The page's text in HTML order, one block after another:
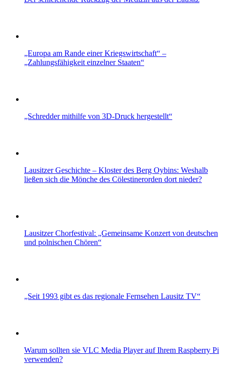
„Europa am Rande einer Kriegswirtschaft“ –
„Zahlungsfähigkeit einzelner Staaten“
„Schredder mithilfe von 3D-Druck hergestellt“
Lausitzer Geschichte – Kloster des Berg Oybins: Weshalb
ließen sich die Mönche des Cölestinerorden dort nieder?
Lausitzer Chorfestival: „Gemeinsame Konzert von deutschen
und polnischen Chören“
„Seit 1993 gibt es das regionale Fernsehen Lausitz TV“
Warum sollten sie VLC Media Player auf Ihrem Raspberry Pi
verwenden?